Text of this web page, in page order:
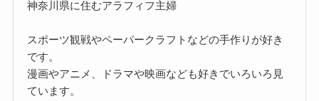
神奈川県に住むアラフィフ主婦
スポーツ観戦やペーパークラフトなどの手作りが好き
です。
漫画やアニメ、ドラマや映画なども好きでいろいろ見
ています。